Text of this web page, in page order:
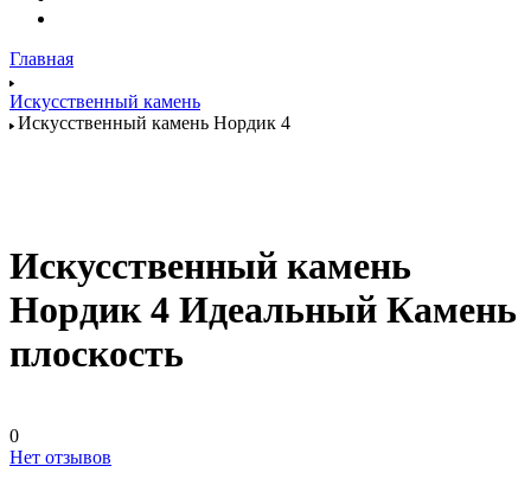
Главная
Искусственный камень
Искусственный камень Нордик 4
Искусственный камень
Нордик 4 Идеальный Камень
плоскость
0
Нет отзывов